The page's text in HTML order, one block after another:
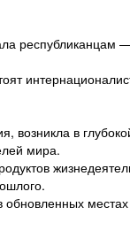
республиканцам
возникла в
мира.